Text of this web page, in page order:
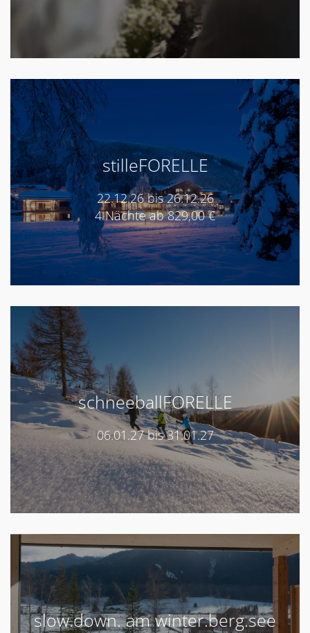
stilleFORELLE
22.12.26 bis 26.12.26
4 Nächte ab 829,00 €
schneeballFORELLE
06.01.27 bis 31.01.27
slow.down. am winter.berg.see